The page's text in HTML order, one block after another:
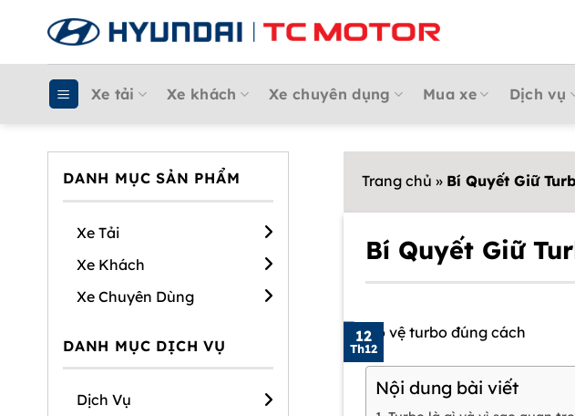
Xe tải
Xe khách Xe chuyên dụng Mua xe Dịch vụ
DANH MỤC SẢN PHẨM
Xe Tải
Xe Khách
Xe Chuyên Dùng
DANH MỤC DỊCH VỤ
Dịch Vụ
Trang chủ » Bí Quyết Giữ
Bí Quyết Giữ
12
Th12
Nội dung bài viết